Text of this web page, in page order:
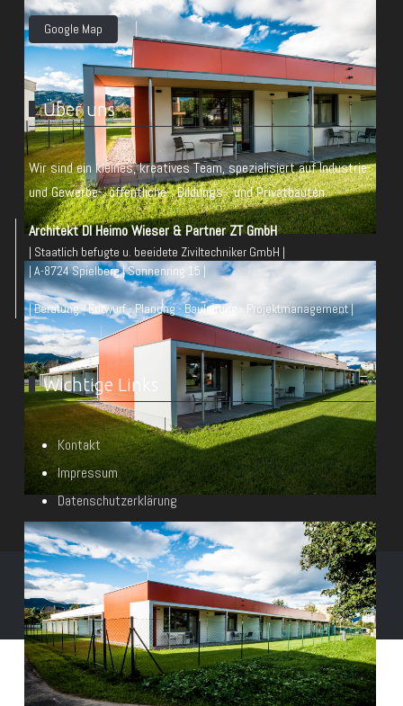
Google Map
Über uns
Wir sind ein kleines, kreatives Team, spezialisiert auf Industrie-
und Gewerbe-, öffentliche-, Bildungs-, und Privatbauten.
Architekt DI Heimo Wieser & Partner ZT GmbH
| Staatlich befugte u. beeidete Ziviltechniker GmbH |
| A-8724 Spielberg | Sonnenring 15 |
| Beratung - Entwurf - Planung - Bauleitung - Projektmanagement |
Wichtige Links
Kontakt
Impressum
Datenschutzerklärung
© Architekt DI Heimo Wieser & Partner 2026
Powered bymawo-it.at e.U.